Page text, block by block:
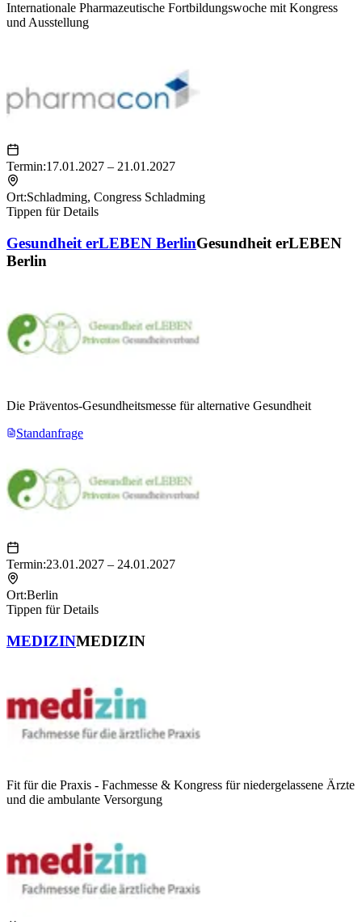
Internationale Pharmazeutische Fortbildungswoche mit Kongress
und Ausstellung
Termin:17.01.2027 – 21.01.2027
Ort:Schladming, Congress Schladming
Tippen für Details
Gesundheit erLEBEN BerlinGesundheit erLEBEN
Berlin
Die Präventos-Gesundheitsmesse für alternative Gesundheit
Standanfrage
Termin:23.01.2027 – 24.01.2027
Ort:Berlin
Tippen für Details
MEDIZINMEDIZIN
Fit für die Praxis - Fachmesse & Kongress für niedergelassene Ärzte
und die ambulante Versorgung